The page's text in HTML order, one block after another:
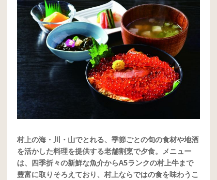
村上の海・川・山でとれる、季節ごとの旬の食材や地酒
を活かした料理を提供する老舗割烹で夕食。メニュー
は、四季折々の新鮮な魚介からA5ランクの村上牛まで
豊富に取りそろえており、村上ならではの食を味わうこ